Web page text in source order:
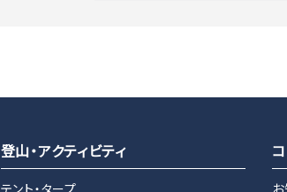
登山・アクティビティ
テント・タープ